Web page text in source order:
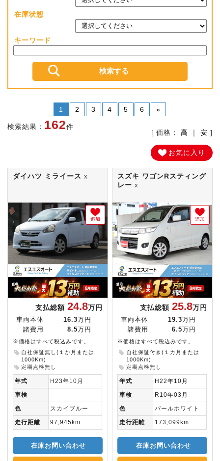
在庫状態
キーワード
1 2 3 4 5 6 »
検索結果： 162件
[ 価格： 高 ｜ 安 ]
お気に入り
ダイハツ ミライース X
追加
支払総額 24.8万円
車両本体 16.3 万円
諸費用
8.5 万円
※価格はすべて税込みです。
自社保証無し(１か月または
1000Km)
定期点検無し
年式
H23年10月
車検
-
色
スカイブルー
走行距離
97,945km
在庫お問い合わせ
スズキ ワゴンRスティング
レーX
追加
支払総額 25.8万円
車両本体 19.3 万円
諸費用
6.5 万円
※価格はすべて税込みです。
自社保証付き(１カ月または
1000Km)
定期点検無し
年式
H22年10月
車検
R10年03月
色
パールホワイト
走行距離
173,099km
在庫お問い合わせ